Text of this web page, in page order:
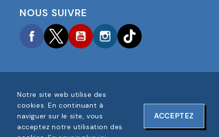
NOUS SUIVRE
FacebookTwitterYouTubeInstagram
COPYRIGHT © 2025 FOOTBALL AMERICA UK TOUS
DROITS RÉSERVÉS
NUMÉRO D'ENREGISTREMENT DE L'ENTREPRISE :
06354287
Notre site web utilise des
cookies. En continuant à
naviguer sur le site, vous
acceptez notre utilisation des
ACCEPTEZ